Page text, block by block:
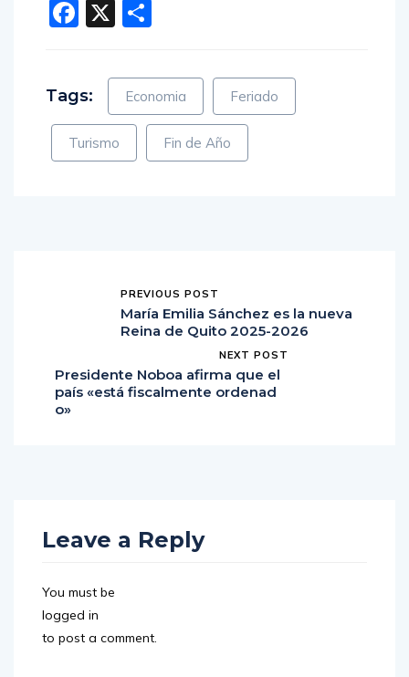
Facebook
X
Tags: Economia Feriado
Turismo Fin de Año
PREVIOUS POST
María Emilia Sánchez es la nueva
Reina de Quito 2025-2026
NEXT POST
Presidente Noboa afirma que el
país «está fiscalmente ordenad
o»
Leave a Reply
You must be
logged in
to post a comment.